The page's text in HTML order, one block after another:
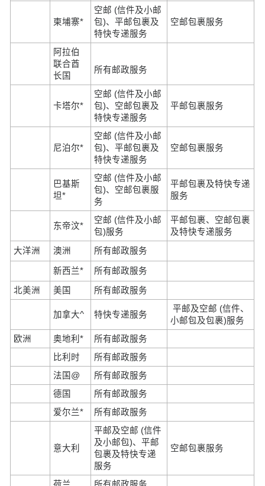
柬埔寨*
空邮 (信件及小邮
包)、平邮包裹及
特快专递服务
空邮包裹服务
阿拉伯
联合酋
长国
所有邮政服务
卡塔尔*
空邮 (信件及小邮
包)、空邮包裹及
特快专递服务
平邮包裹服务
尼泊尔*
空邮 (信件及小邮
包)、平邮包裹及
特快专递服务
空邮包裹服务
巴基斯
坦*
空邮 (信件及小邮
包)、空邮包裹服
务
平邮包裹及特快专递
服务
东帝汶*
空邮 (信件及小邮
包)服务
平邮包裹、空邮包裹
及特快专递服务
大洋洲
澳洲 所有邮政服务
新西兰* 所有邮政服务
北美洲 美国 所有邮政服务
加拿大^ 特快专递服务
平邮及空邮 (信件、
小邮包及包裹)服务
欧洲
奥地利*
所有邮政服务
比利时
所有邮政服务
法国@
所有邮政服务
德国
所有邮政服务
爱尔兰*
所有邮政服务
意大利
平邮及空邮 (信件
及小邮包)、平邮
包裹及特快专递
服务
空邮包裹服务
荷兰 所有邮政服务